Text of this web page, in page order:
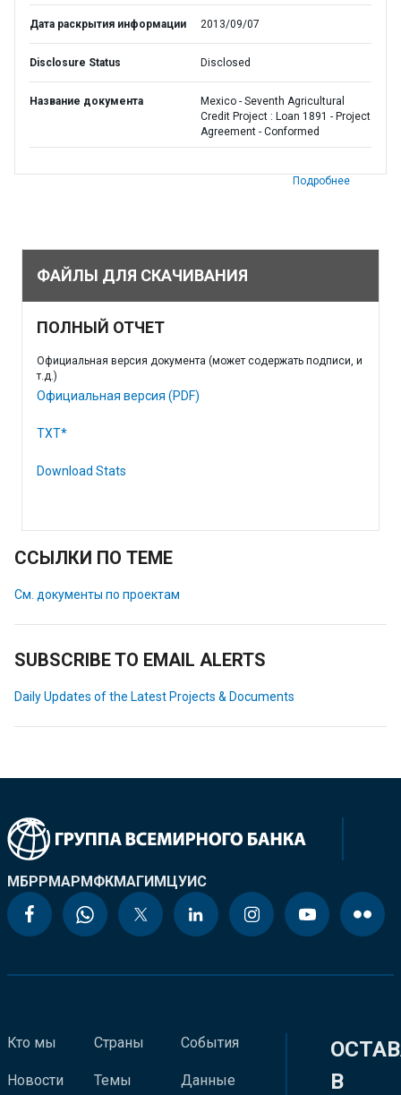
Дата раскрытия информации 2013/09/07
Disclosure Status Disclosed
Название документа
Mexico - Seventh Agricultural
Credit Project : Loan 1891 - Project
Agreement - Conformed
Подробнее
ФАЙЛЫ ДЛЯ СКАЧИВАНИЯ
ПОЛНЫЙ ОТЧЕТ
Официальная версия документа (может содержать подписи, и
т.д.)
Официальная версия (PDF)
TXT*
Download Stats
ССЫЛКИ ПО ТЕМЕ
См. документы по проектам
SUBSCRIBE TO EMAIL ALERTS
Daily Updates of the Latest Projects & Documents
МБРРМАРМФКМАГИМЦУИС
Кто мы
Новости
Страны
Темы
События
Данные
В